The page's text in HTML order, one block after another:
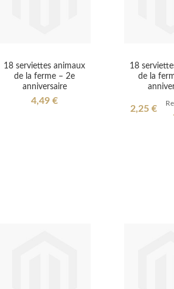
18 serviettes animaux
de la ferme – 2e
anniversaire
4,49 €
18
de la
Special
2,25 €